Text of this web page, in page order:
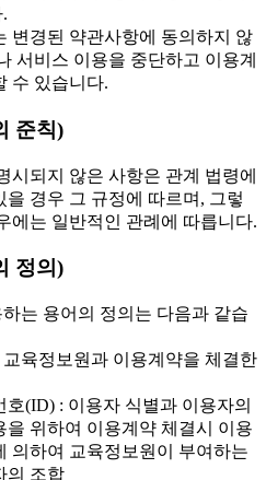
변경된 약관사항에 동의하지 않
서비스 이용을 중단하고 이용계
수 있습니다.
준칙)
시되지 않은 사항은 관계 법령에
을 경우 그 규정에 따르며, 그렇
에는 일반적인 관례에 따릅니다.
정의)
는 용어의 정의는 다음과 같습
육정보원과 이용계약을 체결한
(ID) : 이용자 식별과 이용자의
을 위하여 이용계약 체결시 이용
의하여 교육정보원이 부여하는
의 조합